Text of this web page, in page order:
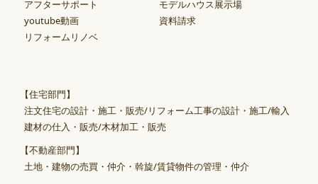
アフターサポート
youtube動画
リフォームリノベ
モデルハウス展示場
資料請求
【住宅部門】
注文住宅の設計・施工・販売/リフォーム工事の設計・施工/輸入
建材の仕入・販売/木材加工・販売
【不動産部門】
土地・建物の売買・仲介・斡旋/賃貸物件の管理・仲介